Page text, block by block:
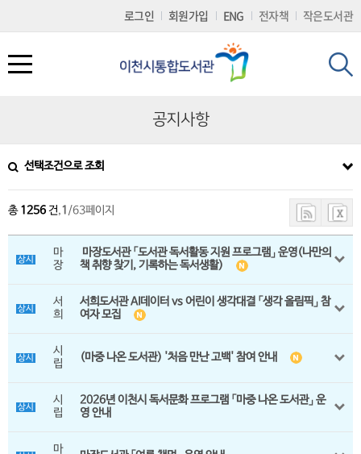
c
로
가
전자책 작은도서관
로그인 회원가입 ENG
도서관서비스
도서대출/반납/예약
전자책(E-BOOK)
책두레서비스
책배달(택배) 서비스
책이음서비스
열람실 좌석현황
사물함이용신청
문화행사
도서관 일정
문화행사
2025 이천이책
읽는 사람 공모전
동아리 마당
참여마당
공지사항
묻고답하기
프로그램 참여후기
칭찬합시다
자주하는질문(FAQ)
도서 기증
추천 도서 게시판
나만의도서관
개인공지
나의현황
희망도서신청
나의문화행사
회원정보변경
회원탈퇴
도서관 소개
회원가입
시설 및 이용시간 안내
자료현황
연혁및조직
찾아오시는길
공지사항
선택조건으로 조회
총 1256 건,1 /63페이지
상시
마
장
마장도서관 「도서관 독서활동 지원 프로그램」 운영(나만의
책 취향 찾기, 기록하는 독서생활)
상시
서
희
서희도서관 AI데이터 vs 어린이 생각대결 「생각 올림픽」 참
여자 모집
상시
시
립
(마중 나온 도서관) '처음 만난 고백' 참여 안내
상시
시
립
2026년 이천시 독서문화 프로그램 「마중 나온 도서관」 운
영 안내
마